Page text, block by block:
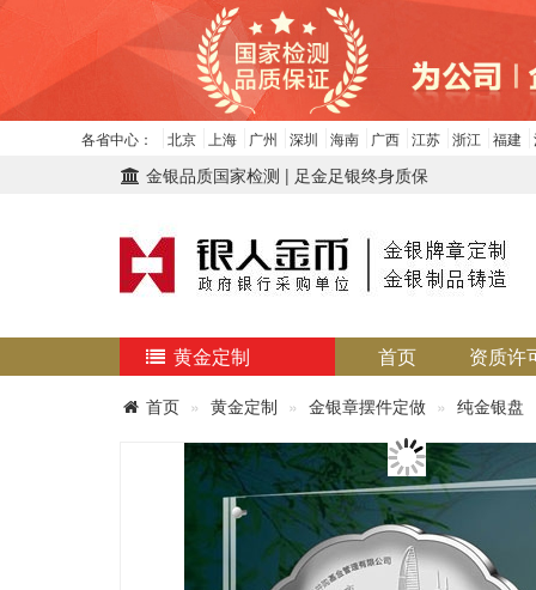
各省中心： 北京 上海 广州 深圳 海南 广西 江苏 浙江 福建
金银品质国家检测 | 足金足银终身质保
黄金定制 首页 资质许
首页 黄金定制 金银章摆件定做 纯金银盘